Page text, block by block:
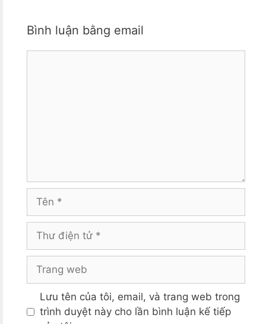
Bình luận bằng email
Lưu tên của tôi, email, và trang web trong
trình duyệt này cho lần bình luận kế tiếp